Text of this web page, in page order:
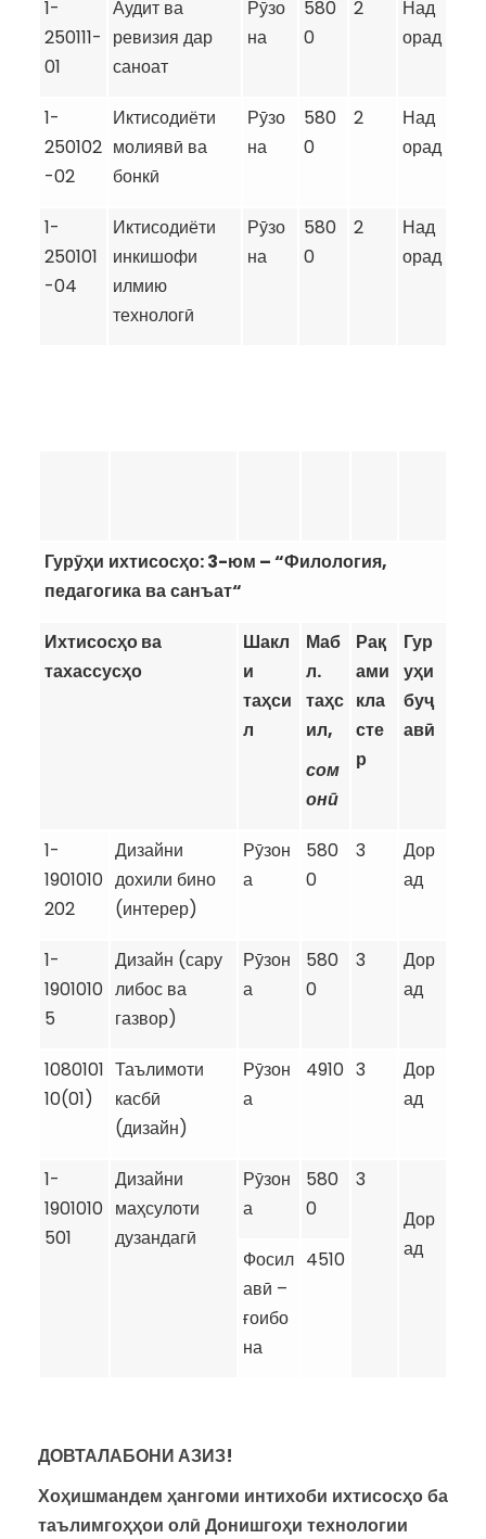
1-
250111-
01
Аудит ва
ревизия дар
саноат
Рӯзо
на
580
0
2
Над
орад
1-
250102
-02
Иктисодиёти
молиявӣ ва
бонкӣ
Рӯзо
на
580
0
2
Над
орад
1-
250101
-04
Иктисодиёти
инкишофи
илмию
технологӣ
Рӯзо
на
580
0
2
Над
орад
Гурӯҳи ихтисосҳо: 3-юм – “Филология,
педагогика васанъат“
Ихтисосҳо ва
тахассусҳо
Шакл
и
таҳси
л
Маб
л.
таҳс
ил,
сом
онӣ
Рақ
ами
кла
сте
р
Гур
уҳи
буҷ
авӣ
1-
1901010
202
Дизайни
дохили бино
(интерер)
Рӯзон
а
580
0
3
Дор
ад
1-
1901010
5
Дизайн (сару
либос ва
газвор)
Рӯзон
а
580
0
3
Дор
ад
1080101
10(01)
Таълимоти
касбӣ
(дизайн)
Рӯзон
а
4910 3
Дор
ад
1-
1901010
501
Дизайни
маҳсулоти
дузандагӣ
Рӯзон
а
580
0
3
Дор
ад
Фосил
авӣ –
ғоибо
на
4510
ДОВТАЛАБОНИ АЗИЗ!
Хоҳишмандем ҳангоми интихоби ихтисосҳоба
таълимгоҳҳои олӣ Донишгоҳи технологии